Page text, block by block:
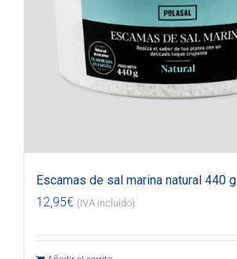
Escamas de sal marina natural 440 g
12,95€ (IVA incluido)